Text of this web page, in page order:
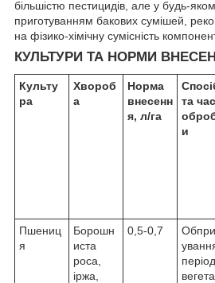
більшістю пестицидів, але у будь-
приготуванням бакових сумішей,
на фізико-хімічну сумісність
КУЛЬТУРИ ТА НОРМИ
Культу
ра
Хвороб
а
Норма
внесенн
я, л/га
та час
и
Пшениц
я
Борошн
иста
роса,
іржа,
0,5-0,7
період